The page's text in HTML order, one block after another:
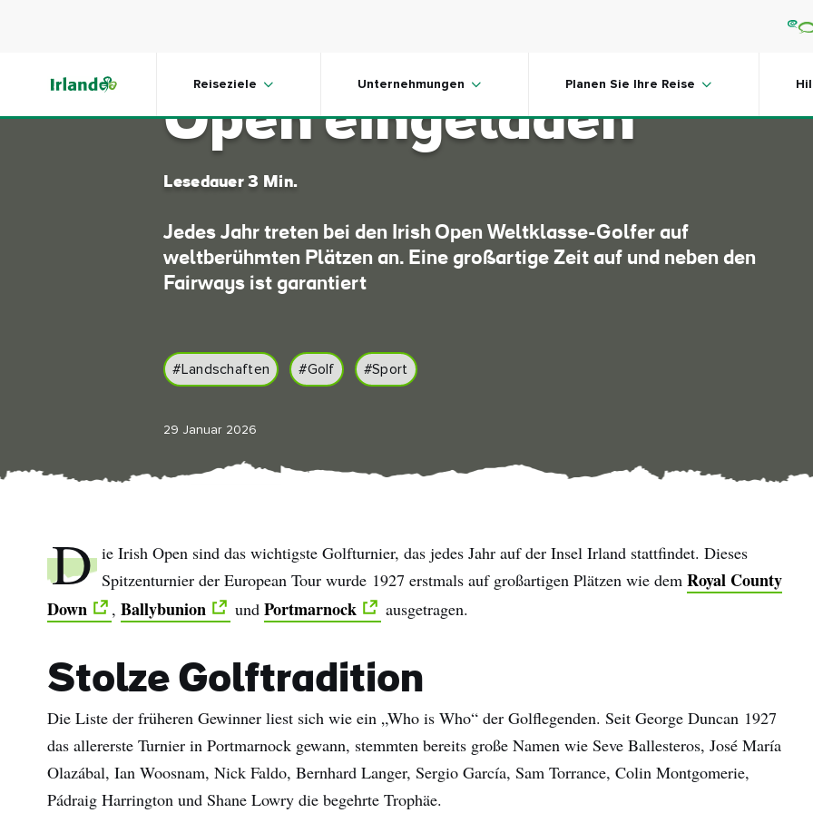
Reiseziele Unternehmungen Planen Sie Ihre Reise
Sie sind zu den Irish
Open eingeladen
Lesedauer 3 Min.
Jedes Jahr treten bei den Irish Open Weltklasse-Golfer auf
weltberühmten Plätzen an. Eine großartige Zeit auf und neben den
Fairways ist garantiert
#Landschaften #Golf #Sport
29 Januar 2026
D ie Irish Open sind das wichtigste Golfturnier, das jedes Jahr auf der Insel Irland stattfindet. Dieses
Spitzenturnier der European Tour wurde 1927 erstmals auf großartigen Plätzen wie dem Royal County
Down
, Ballybunion und Portmarnock ausgetragen.
Stolze Golftradition
Die Liste der früheren Gewinner liest sich wie ein „Who is Who“ der Golflegenden. Seit George Duncan 1927
das allererste Turnier in Portmarnock gewann, stemmten bereits große Namen wie Seve Ballesteros, José María
Olazábal, Ian Woosnam, Nick Faldo, Bernhard Langer, Sergio García, Sam Torrance, Colin Montgomerie,
Pádraig Harrington und Shane Lowry die begehrte Trophäe.